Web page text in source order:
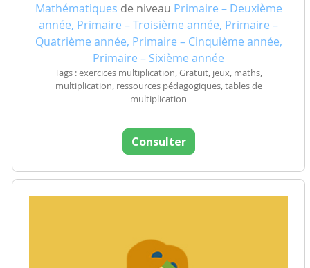
Mathématiques de niveau Primaire – Deuxième
année, Primaire – Troisième année, Primaire –
Quatrième année, Primaire – Cinquième année,
Primaire – Sixième année
Tags : exercices multiplication, Gratuit, jeux, maths,
multiplication, ressources pédagogiques, tables de
multiplication
Consulter